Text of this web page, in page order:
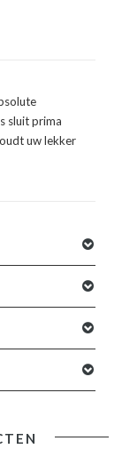
sluit prima
uw lekker